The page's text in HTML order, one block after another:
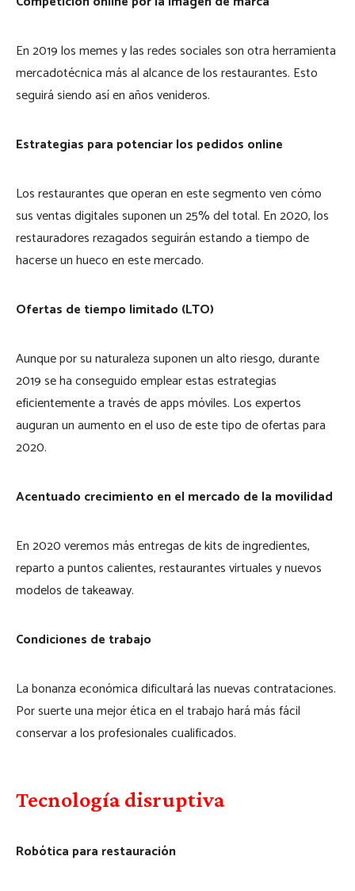
En 2019 los memes y las redes sociales son otra herramienta
mercadotécnica más al alcance de los restaurantes. Esto
seguirá siendo así en años venideros.
Estrategias para potenciar los pedidos online
Los restaurantes que operan en este segmento ven cómo
sus ventas digitales suponen un 25% del total. En 2020, los
restauradores rezagados seguirán estando a tiempo de
hacerse un hueco en este mercado.
Ofertas de tiempo limitado (LTO)
Aunque por su naturaleza suponen un alto riesgo, durante
2019 se ha conseguido emplear estas estrategias
eficientemente a través de apps móviles. Los expertos
auguran un aumento en el uso de este tipo de ofertas para
2020.
Acentuado crecimiento en el mercado de la movilidad
En 2020 veremos más entregas de kits de ingredientes,
reparto a puntos calientes, restaurantes virtuales y nuevos
modelos de takeaway.
Condiciones de trabajo
La bonanza económica dificultará las nuevas contrataciones.
Por suerte una mejor ética en el trabajo hará más fácil
conservar a los profesionales cualificados.
Tecnología disruptiva
Robótica para restauración